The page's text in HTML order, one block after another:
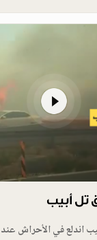
أبيب
اندلع في الأحراش